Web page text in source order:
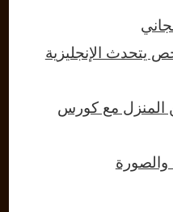
الإنجليزية
المنزل مع كورس
والصورة